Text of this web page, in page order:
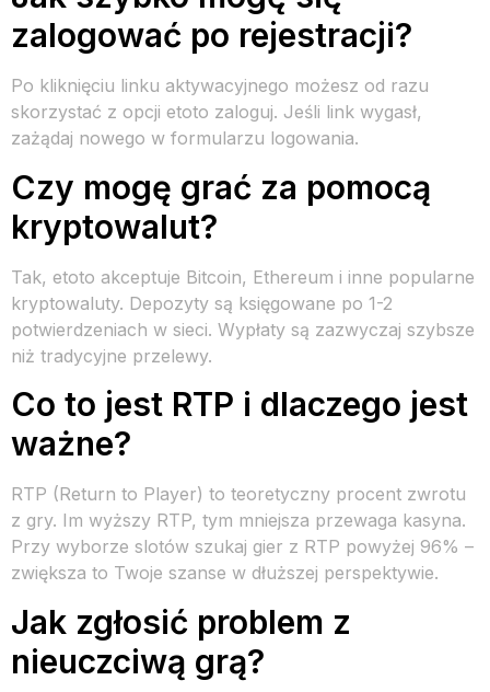
zalogować po rejestracji?
Po kliknięciu linku aktywacyjnego możesz od razu
skorzystać z opcji etoto zaloguj. Jeśli link wygasł,
zażądaj nowego w formularzu logowania.
Czy mogę grać za pomocą
kryptowalut?
Tak, etoto akceptuje Bitcoin, Ethereum i inne popularne
kryptowaluty. Depozyty są księgowane po 1-2
potwierdzeniach w sieci. Wypłaty są zazwyczaj szybsze
niż tradycyjne przelewy.
Co to jest RTP i dlaczego jest
ważne?
RTP (Return to Player) to teoretyczny procent zwrotu
z gry. Im wyższy RTP, tym mniejsza przewaga kasyna.
Przy wyborze slotów szukaj gier z RTP powyżej 96% –
zwiększa to Twoje szanse w dłuższej perspektywie.
Jak zgłosić problem z
nieuczciwą grą?